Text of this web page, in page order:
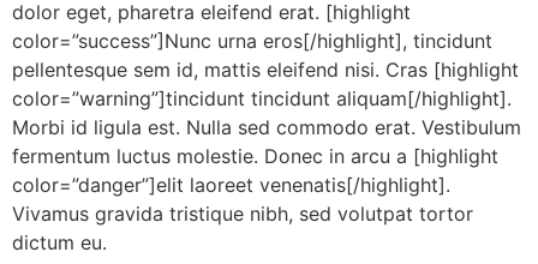
dolor eget, pharetra eleifend erat. [highlight
color=”success”]Nunc urna eros[/highlight], tincidunt
pellentesque sem id, mattis eleifend nisi. Cras [highlight
color=”warning”]tincidunt tincidunt aliquam[/highlight].
Morbi id ligula est. Nulla sed commodo erat. Vestibulum
fermentum luctus molestie. Donec in arcu a [highlight
color=”danger”]elit laoreet venenatis[/highlight].
Vivamus gravida tristique nibh, sed volutpat tortor
dictum eu.